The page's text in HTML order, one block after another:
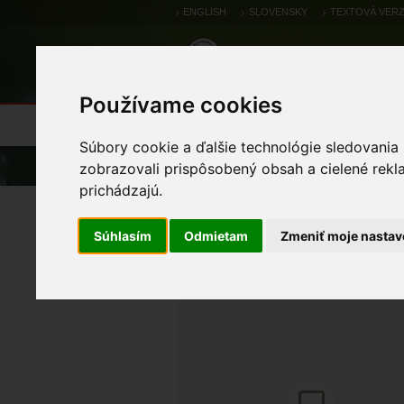
Používame cookies
Súbory cookie a ďalšie technológie
zobrazovali prispôsobený obsah a cielené
prichádzajú.
Súhlasím Odmietam Zmeniť moje
ENGLISH SLOVENSKY TEXTOVÁ
Úvod Pozorovania a výskytové dáta
chochlačka vrkočatá